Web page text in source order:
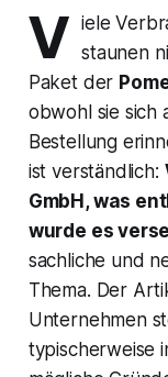
V iele
staunen
Paket der
obwohl sie sich
Bestellung
ist verständlich:
GmbH, was
wurde es
sachliche und
Thema. Der
Unternehmen
typischerweise